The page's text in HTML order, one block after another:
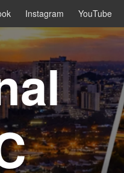
Instagram YouTube